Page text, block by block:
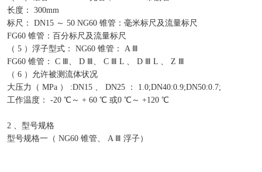
长度： 300mm
标尺： DN15 ～ 50 NG60 锥管：毫米标尺及流量标尺
FG60 锥管：百分标尺及流量标尺
（ 5 ）浮子型式： NG60 锥管： A Ⅲ
FG60 锥管： C Ⅲ、 D Ⅲ、 C Ⅲ L 、 D Ⅲ L 、 Z Ⅲ
（ 6 ）允许被测流体状况
大压力（ MPa ） :DN15 、 DN25 ： 1.0;DN40:0.9;DN50:0.7;
工作温度： -20 ℃～ + 60 ℃ 或0 ℃～ +120 ℃
2 、型号规格
型号规格一（ NG60 锥管、 A Ⅲ 浮子）